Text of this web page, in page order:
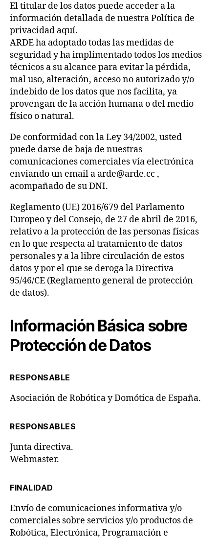
El titular de los datos puede acceder a la
información detallada de nuestra Política de
privacidad aquí.
ARDE ha adoptado todas las medidas de
seguridad y ha implimentado todos los medios
técnicos a su alcance para evitar la pérdida,
mal uso, alteración, acceso no autorizado y/o
indebido de los datos que nos facilita, ya
provengan de la acción humana o del medio
físico o natural.
De conformidad con la Ley 34/2002, usted
puede darse de baja de nuestras
comunicaciones comerciales vía electrónica
enviando un email a arde@arde.cc ,
acompañado de su DNI.
Reglamento (UE) 2016/679 del Parlamento
Europeo y del Consejo, de 27 de abril de 2016,
relativo a la protección de las personas físicas
en lo que respecta al tratamiento de datos
personales y a la libre circulación de estos
datos y por el que se deroga la Directiva
95/46/CE (Reglamento general de protección
de datos).
Información Básica sobre
Protección de Datos
RESPONSABLE
Asociación de Robótica y Domótica de España.
RESPONSABLES
Junta directiva.
Webmaster.
FINALIDAD
Envío de comunicaciones informativa y/o
comerciales sobre servicios y/o productos de
Robótica, Electrónica, Programación e